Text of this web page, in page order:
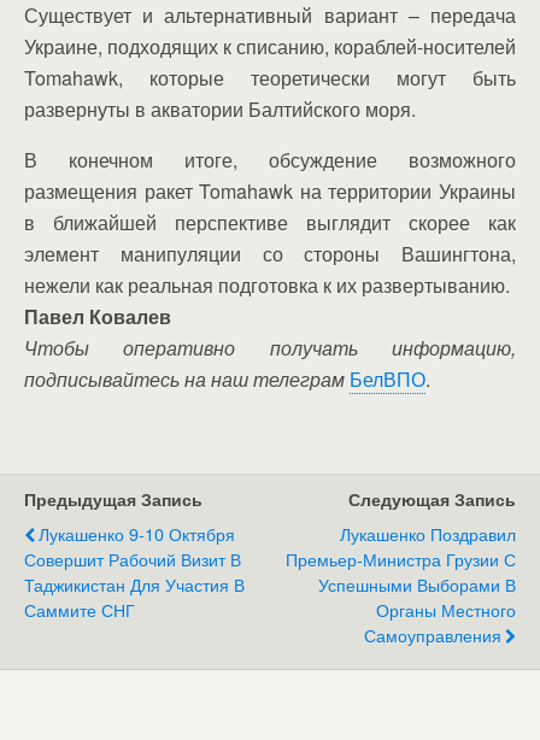
Существует и альтернативный вариант – передача
Украине, подходящих к списанию, кораблей-носителей
Tomahawk, которые теоретически могут быть
развернуты в акватории Балтийского моря.
В конечном итоге, обсуждение возможного
размещения ракет Tomahawk на территории Украины
в ближайшей перспективе выглядит скорее как
элемент манипуляции со стороны Вашингтона,
нежели как реальная подготовка к их развертыванию.
Павел Ковалев
Чтобы оперативно получать информацию,
подписывайтесь на наш телеграм БелВПО.
Предыдущая Запись
Лукашенко 9-10 Октября
Совершит Рабочий Визит В
Таджикистан Для Участия В
Саммите СНГ
Следующая Запись
Лукашенко Поздравил
Премьер-Министра Грузии С
Успешными Выборами В
Органы Местного
Самоуправления